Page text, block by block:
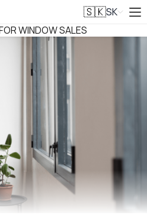
WINDOW SALES
🇸🇰SK